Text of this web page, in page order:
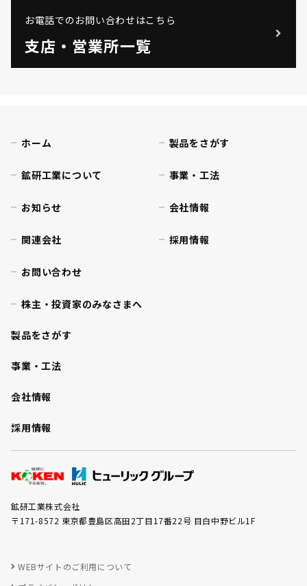
お電話でのお問い合わせはこちら
支店・営業所一覧
ホーム
鉱研工業について
お知らせ
関連会社
製品をさがす
事業・工法
会社情報
採用情報
お問い合わせ
株主・投資家のみなさまへ
製品をさがす
事業・工法
会社情報
採用情報
鉱研工業株式会社
〒171-8572 東京都豊島区高田2丁目17番22号 目白中野ビル1F
WEBサイトのご利用について